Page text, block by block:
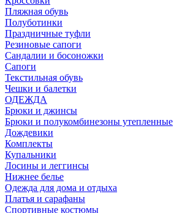
Пляжная обувь
Полуботинки
Праздничные туфли
Резиновые сапоги
Сандалии и босоножки
Сапоги
Текстильная обувь
Чешки и балетки
ОДЕЖДА
Брюки и джинсы
Брюки и полукомбинезоны утепленные
Дождевики
Комплекты
Купальники
Лосины и леггинсы
Нижнее белье
Одежда для дома и отдыха
Платья и сарафаны
Спортивные костюмы